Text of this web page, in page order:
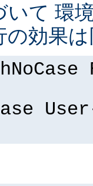
いて 環
の効果